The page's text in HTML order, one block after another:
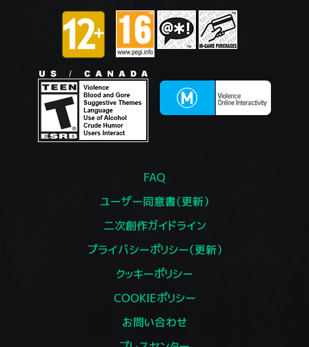
FAQ
ユーザー同意書（更新）
二次創作ガイドライン
プライバシーポリシー（更新）
クッキーポリシー
COOKIEポリシー
お問い合わせ